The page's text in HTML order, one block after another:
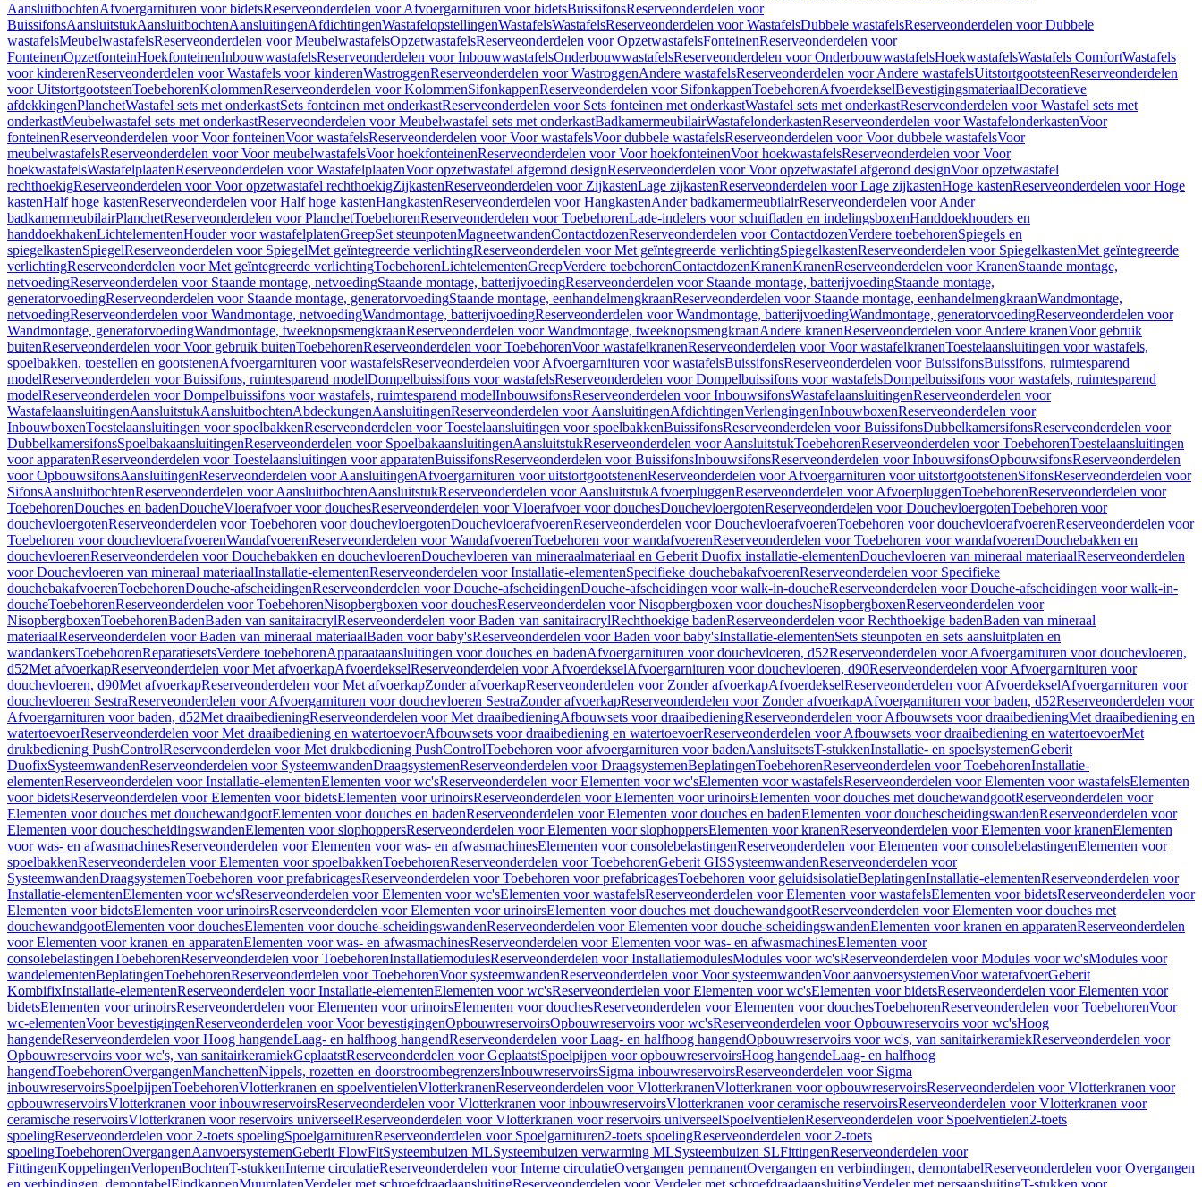
AansluitbochtenAfvoergarnituren voor bidetsReserveonderdelen voor Afvoergarnituren voor bidetsBuissifonsReserveonderdelen voor
BuissifonsAansluitstukAansluitbochtenAansluitingenAfdichtingenWastafelopstellingenWastafelsWastafelsReserveonderdelen voor WastafelsDubbele wastafelsReserveonderdelen voor Dubbele
wastafelsMeubelwastafelsReserveonderdelen voor MeubelwastafelsOpzetwastafelsReserveonderdelen voor OpzetwastafelsFonteinenReserveonderdelen voor
FonteinenOpzetfonteinHoekfonteinenInbouwwastafelsReserveonderdelen voor InbouwwastafelsOnderbouwwastafelsReserveonderdelen voor OnderbouwwastafelsHoekwastafelsWastafels ComfortWastafels
voor kinderenReserveonderdelen voor Wastafels voor kinderenWastroggenReserveonderdelen voor WastroggenAndere wastafelsReserveonderdelen voor Andere wastafelsUitstortgootsteenReserveonderdelen
voor UitstortgootsteenToebehorenKolommenReserveonderdelen voor KolommenSifonkappenReserveonderdelen voor SifonkappenToebehorenAfvoerdekselBevestigingsmateriaalDecoratieve
afdekkingenPlanchetWastafel sets met onderkastSets fonteinen met onderkastReserveonderdelen voor Sets fonteinen met onderkastWastafel sets met onderkastReserveonderdelen voor Wastafel sets met
onderkastMeubelwastafel sets met onderkastReserveonderdelen voor Meubelwastafel sets met onderkastBadkamermeubilairWastafelonderkastenReserveonderdelen voor WastafelonderkastenVoor
fonteinenReserveonderdelen voor Voor fonteinenVoor wastafelsReserveonderdelen voor Voor wastafelsVoor dubbele wastafelsReserveonderdelen voor Voor dubbele wastafelsVoor
meubelwastafelsReserveonderdelen voor Voor meubelwastafelsVoor hoekfonteinenReserveonderdelen voor Voor hoekfonteinenVoor hoekwastafelsReserveonderdelen voor Voor
hoekwastafelsWastafelplaatenReserveonderdelen voor WastafelplaatenVoor opzetwastafel afgerond designReserveonderdelen voor Voor opzetwastafel afgerond designVoor opzetwastafel
rechthoekigReserveonderdelen voor Voor opzetwastafel rechthoekigZijkastenReserveonderdelen voor ZijkastenLage zijkastenReserveonderdelen voor Lage zijkastenHoge kastenReserveonderdelen voor Hoge
kastenHalf hoge kastenReserveonderdelen voor Half hoge kastenHangkastenReserveonderdelen voor HangkastenAnder badkamermeubilairReserveonderdelen voor Ander
badkamermeubilairPlanchetReserveonderdelen voor PlanchetToebehorenReserveonderdelen voor ToebehorenLade-indelers voor schuifladen en indelingsboxenHanddoekhouders en
handdoekhakenLichtelementenHouder voor wastafelplatenGreepSet steunpotenMagneetwandenContactdozenReserveonderdelen voor ContactdozenVerdere toebehorenSpiegels en
spiegelkastenSpiegelReserveonderdelen voor SpiegelMet geïntegreerde verlichtingReserveonderdelen voor Met geïntegreerde verlichtingSpiegelkastenReserveonderdelen voor SpiegelkastenMet geïntegreerde
verlichtingReserveonderdelen voor Met geïntegreerde verlichtingToebehorenLichtelementenGreepVerdere toebehorenContactdozenKranenKranenReserveonderdelen voor KranenStaande montage,
netvoedingReserveonderdelen voor Staande montage, netvoedingStaande montage, batterijvoedingReserveonderdelen voor Staande montage, batterijvoedingStaande montage,
generatorvoedingReserveonderdelen voor Staande montage, generatorvoedingStaande montage, eenhandelmengkraanReserveonderdelen voor Staande montage, eenhandelmengkraanWandmontage,
netvoedingReserveonderdelen voor Wandmontage, netvoedingWandmontage, batterijvoedingReserveonderdelen voor Wandmontage, batterijvoedingWandmontage, generatorvoedingReserveonderdelen voor
Wandmontage, generatorvoedingWandmontage, tweeknopsmengkraanReserveonderdelen voor Wandmontage, tweeknopsmengkraanAndere kranenReserveonderdelen voor Andere kranenVoor gebruik
buitenReserveonderdelen voor Voor gebruik buitenToebehorenReserveonderdelen voor ToebehorenVoor wastafelkranenReserveonderdelen voor Voor wastafelkranenToestelaansluitingen voor wastafels,
spoelbakken, toestellen en gootstenenAfvoergarnituren voor wastafelsReserveonderdelen voor Afvoergarnituren voor wastafelsBuissifonsReserveonderdelen voor BuissifonsBuissifons, ruimtesparend
modelReserveonderdelen voor Buissifons, ruimtesparend modelDompelbuissifons voor wastafelsReserveonderdelen voor Dompelbuissifons voor wastafelsDompelbuissifons voor wastafels, ruimtesparend
modelReserveonderdelen voor Dompelbuissifons voor wastafels, ruimtesparend modelInbouwsifonsReserveonderdelen voor InbouwsifonsWastafelaansluitingenReserveonderdelen voor
WastafelaansluitingenAansluitstukAansluitbochtenAbdeckungenAansluitingenReserveonderdelen voor AansluitingenAfdichtingenVerlengingenInbouwboxenReserveonderdelen voor
InbouwboxenToestelaansluitingen voor spoelbakkenReserveonderdelen voor Toestelaansluitingen voor spoelbakkenBuissifonsReserveonderdelen voor BuissifonsDubbelkamersifonsReserveonderdelen voor
DubbelkamersifonsSpoelbakaansluitingenReserveonderdelen voor SpoelbakaansluitingenAansluitstukReserveonderdelen voor AansluitstukToebehorenReserveonderdelen voor ToebehorenToestelaansluitingen
voor apparatenReserveonderdelen voor Toestelaansluitingen voor apparatenBuissifonsReserveonderdelen voor BuissifonsInbouwsifonsReserveonderdelen voor InbouwsifonsOpbouwsifonsReserveonderdelen
voor OpbouwsifonsAansluitingenReserveonderdelen voor AansluitingenAfvoergarnituren voor uitstortgootstenenReserveonderdelen voor Afvoergarnituren voor uitstortgootstenenSifonsReserveonderdelen voor
SifonsAansluitbochtenReserveonderdelen voor AansluitbochtenAansluitstukReserveonderdelen voor AansluitstukAfvoerpluggenReserveonderdelen voor AfvoerpluggenToebehorenReserveonderdelen voor
ToebehorenDouches en badenDoucheVloerafvoer voor douchesReserveonderdelen voor Vloerafvoer voor douchesDouchevloergotenReserveonderdelen voor DouchevloergotenToebehoren voor
douchevloergotenReserveonderdelen voor Toebehoren voor douchevloergotenDouchevloerafvoerenReserveonderdelen voor DouchevloerafvoerenToebehoren voor douchevloerafvoerenReserveonderdelen voor
Toebehoren voor douchevloerafvoerenWandafvoerenReserveonderdelen voor WandafvoerenToebehoren voor wandafvoerenReserveonderdelen voor Toebehoren voor wandafvoerenDouchebakken en
douchevloerenReserveonderdelen voor Douchebakken en douchevloerenDouchevloeren van mineraalmateriaal en Geberit Duofix installatie-elementenDouchevloeren van mineraal materiaalReserveonderdelen
voor Douchevloeren van mineraal materiaalInstallatie-elementenReserveonderdelen voor Installatie-elementenSpecifieke douchebakafvoerenReserveonderdelen voor Specifieke
douchebakafvoerenToebehorenDouche-afscheidingenReserveonderdelen voor Douche-afscheidingenDouche-afscheidingen voor walk-in-doucheReserveonderdelen voor Douche-afscheidingen voor walk-in-
doucheToebehorenReserveonderdelen voor ToebehorenNisopbergboxen voor douchesReserveonderdelen voor Nisopbergboxen voor douchesNisopbergboxenReserveonderdelen voor
NisopbergboxenToebehorenBadenBaden van sanitairacrylReserveonderdelen voor Baden van sanitairacrylRechthoekige badenReserveonderdelen voor Rechthoekige badenBaden van mineraal
materiaalReserveonderdelen voor Baden van mineraal materiaalBaden voor baby'sReserveonderdelen voor Baden voor baby'sInstallatie-elementenSets steunpoten en sets aansluitplaten en
wandankersToebehorenReparatiesetsVerdere toebehorenApparaataansluitingen voor douches en badenAfvoergarnituren voor douchevloeren, d52Reserveonderdelen voor Afvoergarnituren voor douchevloeren,
d52Met afvoerkapReserveonderdelen voor Met afvoerkapAfvoerdekselReserveonderdelen voor AfvoerdekselAfvoergarnituren voor douchevloeren, d90Reserveonderdelen voor Afvoergarnituren voor
douchevloeren, d90Met afvoerkapReserveonderdelen voor Met afvoerkapZonder afvoerkapReserveonderdelen voor Zonder afvoerkapAfvoerdekselReserveonderdelen voor AfvoerdekselAfvoergarnituren voor
douchevloeren SestraReserveonderdelen voor Afvoergarnituren voor douchevloeren SestraZonder afvoerkapReserveonderdelen voor Zonder afvoerkapAfvoergarnituren voor baden, d52Reserveonderdelen voor
Afvoergarnituren voor baden, d52Met draaibedieningReserveonderdelen voor Met draaibedieningAfbouwsets voor draaibedieningReserveonderdelen voor Afbouwsets voor draaibedieningMet draaibediening en
watertoevoerReserveonderdelen voor Met draaibediening en watertoevoerAfbouwsets voor draaibediening en watertoevoerReserveonderdelen voor Afbouwsets voor draaibediening en watertoevoerMet
drukbediening PushControlReserveonderdelen voor Met drukbediening PushControlToebehoren voor afvoergarnituren voor badenAansluitsetsT-stukkenInstallatie- en spoelsystemenGeberit
DuofixSysteemwandenReserveonderdelen voor SysteemwandenDraagsystemenReserveonderdelen voor DraagsystemenBeplatingenToebehorenReserveonderdelen voor ToebehorenInstallatie-
elementenReserveonderdelen voor Installatie-elementenElementen voor wc'sReserveonderdelen voor Elementen voor wc'sElementen voor wastafelsReserveonderdelen voor Elementen voor wastafelsElementen
voor bidetsReserveonderdelen voor Elementen voor bidetsElementen voor urinoirsReserveonderdelen voor Elementen voor urinoirsElementen voor douches met douchewandgootReserveonderdelen voor
Elementen voor douches met douchewandgootElementen voor douches en badenReserveonderdelen voor Elementen voor douches en badenElementen voor douchescheidingswandenReserveonderdelen voor
Elementen voor douchescheidingswandenElementen voor slophoppersReserveonderdelen voor Elementen voor slophoppersElementen voor kranenReserveonderdelen voor Elementen voor kranenElementen
voor was- en afwasmachinesReserveonderdelen voor Elementen voor was- en afwasmachinesElementen voor consolebelastingenReserveonderdelen voor Elementen voor consolebelastingenElementen voor
spoelbakkenReserveonderdelen voor Elementen voor spoelbakkenToebehorenReserveonderdelen voor ToebehorenGeberit GISSysteemwandenReserveonderdelen voor
SysteemwandenDraagsystemenToebehoren voor prefabricagesReserveonderdelen voor Toebehoren voor prefabricagesToebehoren voor geluidsisolatieBeplatingenInstallatie-elementenReserveonderdelen voor
Installatie-elementenElementen voor wc'sReserveonderdelen voor Elementen voor wc'sElementen voor wastafelsReserveonderdelen voor Elementen voor wastafelsElementen voor bidetsReserveonderdelen voor
Elementen voor bidetsElementen voor urinoirsReserveonderdelen voor Elementen voor urinoirsElementen voor douches met douchewandgootReserveonderdelen voor Elementen voor douches met
douchewandgootElementen voor douchesElementen voor douche-scheidingswandenReserveonderdelen voor Elementen voor douche-scheidingswandenElementen voor kranen en apparatenReserveonderdelen
voor Elementen voor kranen en apparatenElementen voor was- en afwasmachinesReserveonderdelen voor Elementen voor was- en afwasmachinesElementen voor
consolebelastingenToebehorenReserveonderdelen voor ToebehorenInstallatiemodulesReserveonderdelen voor InstallatiemodulesModules voor wc'sReserveonderdelen voor Modules voor wc'sModules voor
wandelementenBeplatingenToebehorenReserveonderdelen voor ToebehorenVoor systeemwandenReserveonderdelen voor Voor systeemwandenVoor aanvoersystemenVoor waterafvoerGeberit
KombifixInstallatie-elementenReserveonderdelen voor Installatie-elementenElementen voor wc'sReserveonderdelen voor Elementen voor wc'sElementen voor bidetsReserveonderdelen voor Elementen voor
bidetsElementen voor urinoirsReserveonderdelen voor Elementen voor urinoirsElementen voor douchesReserveonderdelen voor Elementen voor douchesToebehorenReserveonderdelen voor ToebehorenVoor
wc-elementenVoor bevestigingenReserveonderdelen voor Voor bevestigingenOpbouwreservoirsOpbouwreservoirs voor wc'sReserveonderdelen voor Opbouwreservoirs voor wc'sHoog
hangendeReserveonderdelen voor Hoog hangendeLaag- en halfhoog hangendReserveonderdelen voor Laag- en halfhoog hangendOpbouwreservoirs voor wc's, van sanitairkeramiekReserveonderdelen voor
Opbouwreservoirs voor wc's, van sanitairkeramiekGeplaatstReserveonderdelen voor GeplaatstSpoelpijpen voor opbouwreservoirsHoog hangendeLaag- en halfhoog
hangendToebehorenOvergangenManchettenNippels, rozetten en doorstroombegrenzersInbouwreservoirsSigma inbouwreservoirsReserveonderdelen voor Sigma
inbouwreservoirsSpoelpijpenToebehorenVlotterkranen en spoelventielenVlotterkranenReserveonderdelen voor VlotterkranenVlotterkranen voor opbouwreservoirsReserveonderdelen voor Vlotterkranen voor
opbouwreservoirsVlotterkranen voor inbouwreservoirsReserveonderdelen voor Vlotterkranen voor inbouwreservoirsVlotterkranen voor ceramische reservoirsReserveonderdelen voor Vlotterkranen voor
ceramische reservoirsVlotterkranen voor reservoirs universeelReserveonderdelen voor Vlotterkranen voor reservoirs universeelSpoelventielenReserveonderdelen voor Spoelventielen2-toets
spoelingReserveonderdelen voor 2-toets spoelingSpoelgarniturenReserveonderdelen voor Spoelgarnituren2-toets spoelingReserveonderdelen voor 2-toets
spoelingToebehorenOvergangenAanvoersystemenGeberit FlowFitSysteembuizen MLSysteembuizen verwarming MLSysteembuizen SLFittingenReserveonderdelen voor
FittingenKoppelingenVerlopenBochtenT-stukkenInterne circulatieReserveonderdelen voor Interne circulatieOvergangen permanentOvergangen en verbindingen, demontabelReserveonderdelen voor Overgangen
en verbindingen, demontabelEindkappenMuurplatenVerdeler met schroefdraadaansluitingReserveonderdelen voor Verdeler met schroefdraadaansluitingVerdeler met persaansluitingT-stukken voor